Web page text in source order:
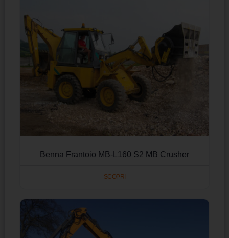
Benna Frantoio MB-L160 S2 MB Crusher
SCOPRI